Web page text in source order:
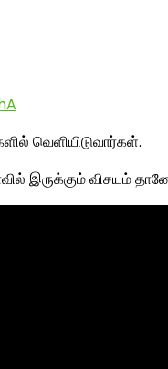
வெளியிடுவார்கள்.
இருக்கும் விசயம்